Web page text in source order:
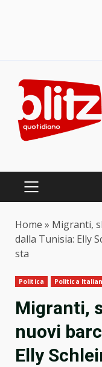
content
PRIMARY
Home » Migranti,
dalla Tunisia: Elly
sta
Politica Politica
Migranti,
nuovi
Elly